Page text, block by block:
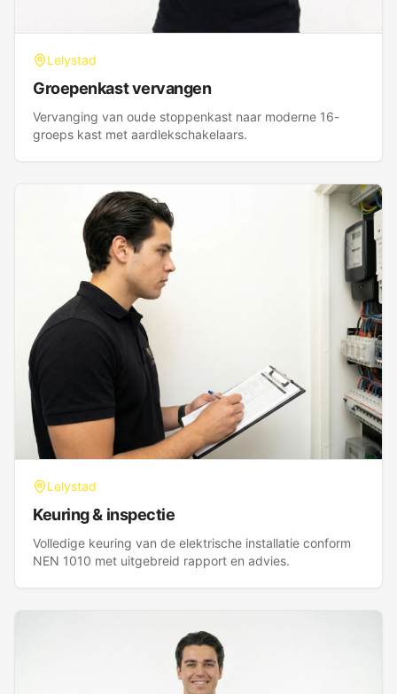
Lelystad
Groepenkast vervangen
Vervanging van oude stoppenkast naar moderne 16-
groeps kast met aardlekschakelaars.
Lelystad
Keuring & inspectie
Volledige keuring van de elektrische installatie conform
NEN 1010 met uitgebreid rapport en advies.